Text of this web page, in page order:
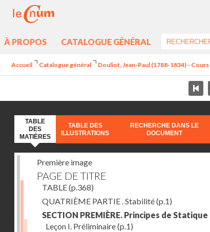
À PROPOS CATALOGUE GÉNÉRAL
Accueil Catalogue général Douliot, Jean-Paul (1788-1834) -
TABLE
DES
MATIÈRES
TABLE DES
ILLUSTRATIONS
RECHERCHE DANS LE
DOCUMENT
Première image
PAGE DE TITRE
TABLE(p.368)
QUATRIÈME PARTIE . Stabilité(p.1)
SECTION PREMIÈRE. Principes de Statique
Leçon I. Préliminaire(p.1)